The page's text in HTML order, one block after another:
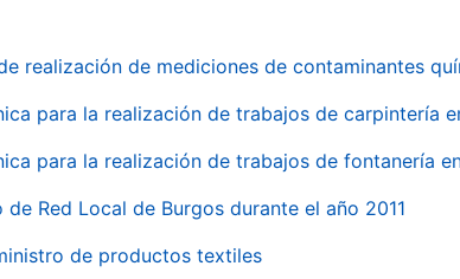
realización de mediciones de contaminantes
para la realización de trabajos de carpintería
para la realización de trabajos de fontanería
Red Local de Burgos durante el año 2011
de productos textiles